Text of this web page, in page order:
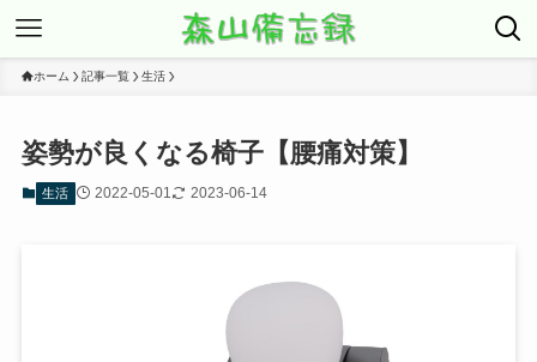
ホーム 記事一覧 生活
姿勢が良くなる椅子【腰痛対策】
生活 2022-05-01 2023-06-14